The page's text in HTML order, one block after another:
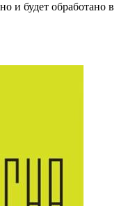
и будет обработано в